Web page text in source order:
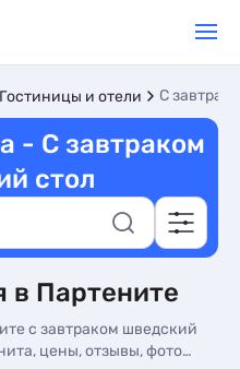
Гостиницы и отели С
- С завтраком
стол
в Партените
с завтраком шведский
цены, отзывы, фото